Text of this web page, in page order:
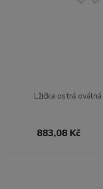
Lžička ostrá
883,08 Kč